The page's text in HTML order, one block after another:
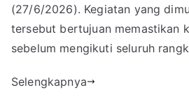
(27/6/2026). Kegiatan yang
tersebut bertujuan memastikan
sebelum mengikuti seluruh
Selengkapnya